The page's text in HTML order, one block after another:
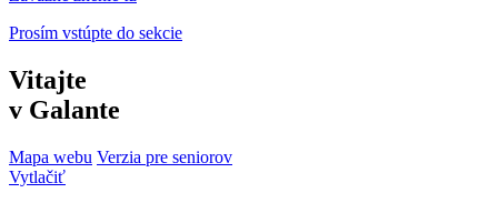
Prosím vstúpte do sekcie
Vitajte
v Galante
Mapa webu Verzia pre seniorov
Vytlačiť